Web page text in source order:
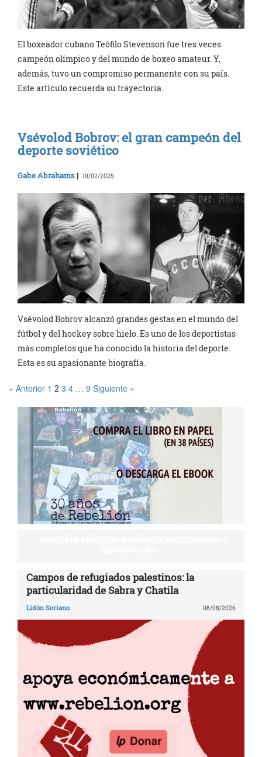
El boxeador cubano Teófilo Stevenson fue tres veces
campeón olímpico y del mundo de boxeo amateur. Y,
además, tuvo un compromiso permanente con su país.
Este artículo recuerda su trayectoria.
Vsévolod Bobrov: el gran campeón del
deporte soviético
Gabe Abrahams | 10/02/2025
Vsévolod Bobrov alcanzó grandes gestas en el mundo del
fútbol y del hockey sobre hielo. Es uno de los deportistas
más completos que ha conocido la historia del deporte.
Esta es su apasionante biografía.
« Anterior 1 2 3 4 … 9 Siguiente »
Campos de refugiados palestinos: la
particularidad de Sabra y Chatila
Lidón Soriano 08/08/2026